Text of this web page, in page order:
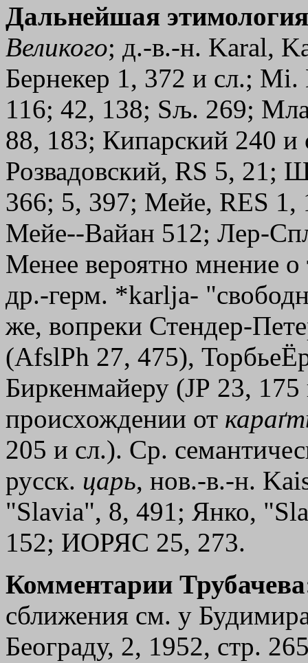
Дальнейшая
Великого; д.-в.-н. Karal,
Бернекер 1, 372 и сл.;
116; 42, 138; Sљ. 269;
88, 183; Кипарский 240
Розвадовский, RS 5, 21;
366; 5, 397; Мейе, RЕS 1,
Мейе--Вайан 512; Лер-
Менее вероятно мнение
др.-герм. *karlja-
же, вопреки Стендер-
(AfslPh 27, 475),
Биркенмайеру (JР 23,
происхождении от
205 и сл.). Ср.
русск. царь, нов.-в.-н.
"Slavia", 8, 491; Янко,
152; ИОРЯС 25, 273.
Комментарии
сближения см. у
Београду, 2, 1952, стр.